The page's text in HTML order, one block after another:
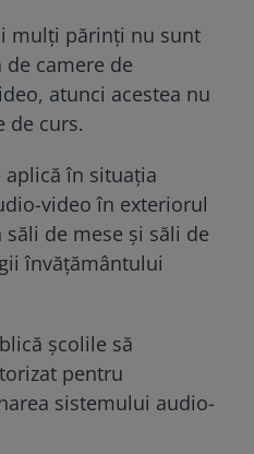
mulți părinți nu sunt
camere de
atunci acestea nu
de curs.
aplică în situația
video în exteriorul
de mese și săli de
învățământului
şcolile să
pentru
sistemului audio-